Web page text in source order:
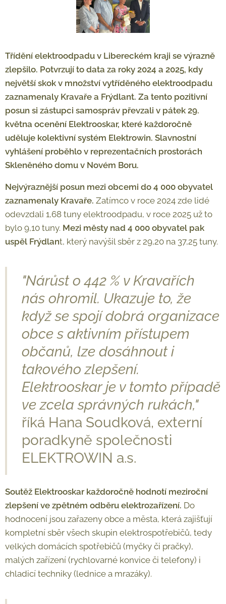
Třídění elektroodpadu v Libereckém kraji se výrazně
zlepšilo. Potvrzují to data za roky 2024 a 2025, kdy
největší skok v množství vytříděného elektroodpadu
zaznamenaly Kravaře a Frýdlant. Za tento pozitivní
posun si zástupci samospráv převzali v pátek 29.
května ocenění Elektrooskar, které každoročně
uděluje kolektivní systém Elektrowin. Slavnostní
vyhlášení proběhlo v reprezentačních prostorách
Skleněného domu v Novém Boru.
Nejvýraznější posun mezi obcemi do 4 000 obyvatel
zaznamenaly Kravaře. Zatímco v roce 2024 zde lidé
odevzdali 1,68 tuny elektroodpadu, v roce 2025 už to
bylo 9,10 tuny. Mezi městy nad 4 000 obyvatel pak
uspěl Frýdlant, který navýšil sběr z 29,20 na 37,25 tuny.
"Nárůst o 442 % v Kravařích
nás ohromil. Ukazuje to, že
když se spojí dobrá organizace
obce s aktivním přístupem
občanů, lze dosáhnout i
takového zlepšení.
Elektrooskar je v tomto případě
ve zcela správných rukách,"
říká Hana Soudková, externí
poradkyně společnosti
ELEKTROWIN a.s.
Soutěž Elektrooskar každoročně hodnotí meziroční
zlepšení ve zpětném odběru elektrozařízení. Do
hodnocení jsou zařazeny obce a města, která zajišťují
kompletní sběr všech skupin elektrospotřebičů, tedy
velkých domácích spotřebičů (myčky či pračky),
malých zařízení (rychlovarné konvice či telefony) i
chladicí techniky (lednice a mrazáky).